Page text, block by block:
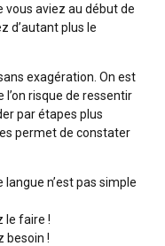
vous aviez au début de
d’autant plus le
exagération. On est
l’on risque de ressentir
par étapes plus
permet de constater
n’est pas simple
le faire !
besoin !